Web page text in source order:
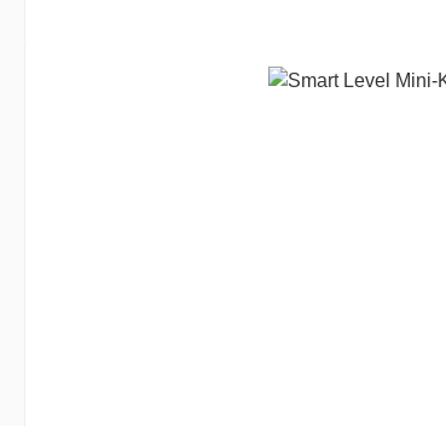
Bildergalerie überspringen